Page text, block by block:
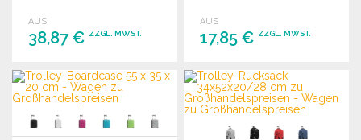
Personalisierung.
AUS
38,87 € ZZGL. MWST.
BESTELLEN
Angebot anfordern
AUS
17,85 € ZZGL. MWST.
BESTELLEN
Angebot anfordern